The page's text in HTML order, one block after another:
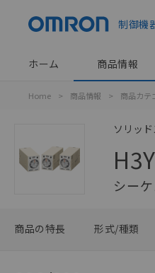
制御機
ホーム 商品情報
Home > 商品情報 > 商品カテ
ソリッ
H3Y
シー
商品の特長 形式/種類